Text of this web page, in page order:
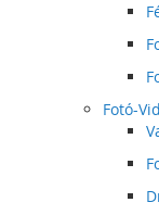
Fotó-